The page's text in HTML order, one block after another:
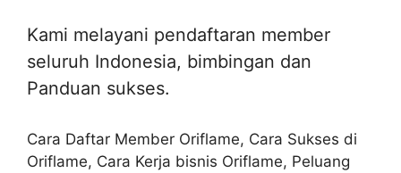
Kami melayani pendaftaran member
seluruh Indonesia, bimbingan dan
Panduan sukses.
Cara Daftar Member Oriflame, Cara Sukses di
Oriflame, Cara Kerja bisnis Oriflame, Peluang